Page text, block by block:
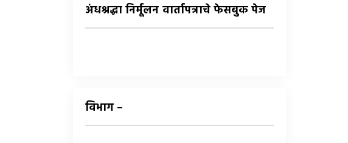
अंधश्रद्धा निर्मूलन वार्तापत्राचे फेसबुक पेज
विभाग –